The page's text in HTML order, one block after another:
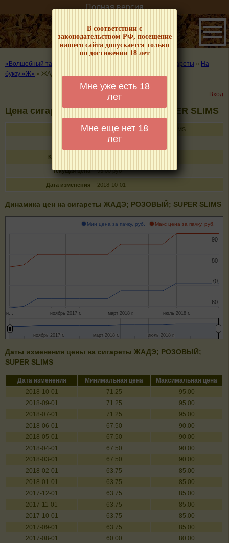
В соответствии с
законодательством РФ, посещение
нашего сайта допускается только
по достижении 18 лет
Мне уже есть 18
лет
Мне еще нет 18
лет
Полная версия
«Волшебный табачок» – о табаке и курении Цены на сигареты » На
букву «Ж» » ЖАДЭ; РОЗОВЫЙ; SUPER SLIMS
Вход
Цена сигарет ЖАДЭ; РОЗОВЫЙ; SUPER SLIMS
Название ЖАДЭ; РОЗОВЫЙ; SUPER SLIMS
сигареты с фильтром
Кол-во в пачке
Текущая цена 95.00 руб
Дата изменения 2018-10-01
Динамика цен на сигареты ЖАДЭ; РОЗОВЫЙ; SUPER SLIMS
Мин цена за пачку, руб. Макс цена за пачку, руб.
и… ноябрь 2017 г. март 2018 г. июль 2018 г.
60
60
70
70
80
80
90
90
ноябрь 2017 г.
ноябрь 2017 г. март 2018 г.
март 2018 г. июль 2018 г.
июль 2018 г.
Даты изменения цены на сигареты ЖАДЭ; РОЗОВЫЙ;
SUPER SLIMS
Дата изменения Минимальная цена
Максимальная цена
2018-10-01
71.25
95.00
2018-09-01
71.25
95.00
2018-07-01
71.25
95.00
2018-06-01
67.50
90.00
2018-05-01
67.50
90.00
2018-04-01
67.50
90.00
2018-03-01
67.50
90.00
2018-02-01
63.75
85.00
2018-01-01
63.75
85.00
2017-12-01
63.75
85.00
2017-11-01
63.75
85.00
2017-10-01
63.75
85.00
2017-09-01
63.75
85.00
2017-08-01
60.00
80.00